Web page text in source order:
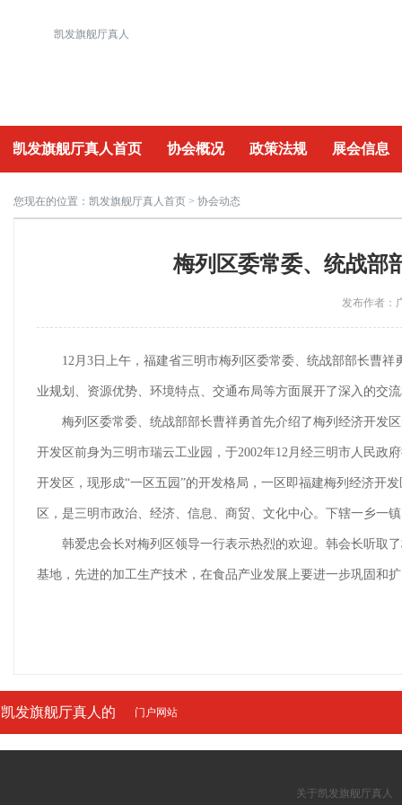
凯发旗舰厅真人
凯发旗舰厅真人首页 协会概况 政策法规 展会信息
重要活动
您现在的位置： 凯发旗舰厅真人首页 > 协会动态
梅列区委常委、统战部
发布作者
12月3日上午，福建省三明市梅列区委常委、统战部部长曹
业规划、资源优势、环境特点、交通布局等方面展开了深入的交
梅列区委常委、统战部部长曹祥勇首先介绍了梅列经济开发
开发区前身为三明市瑞云工业园，于2002年12月经三明市人民政
开发区，现形成“一区五园”的开发格局，一区即福建梅列经济开
区，是三明市政治、经济、信息、商贸、文化中心。下辖一乡一
韩爱忠会长对梅列区领导一行表示热烈的欢迎。韩会长听取
基地，先进的加工生产技术，在食品产业发展上要进一步巩固和
凯发旗舰厅真人的
友情链接
门户网站
关于凯发旗舰厅真人